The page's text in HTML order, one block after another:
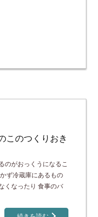
このつくりおき
のがおっくうになるこ
ず冷蔵庫にあるもの
くなったり 食事のバ